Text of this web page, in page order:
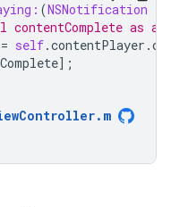
(NSNotification
contentComplete as
self.contentPlayer .
];
. m